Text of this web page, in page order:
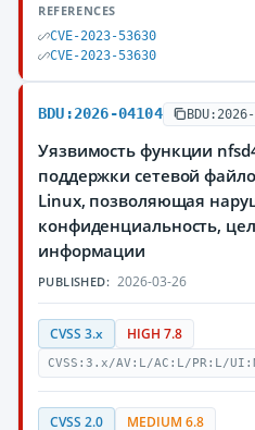
REFERENCES
CVE-2023-53630
CVE-2023-53630
BDU:2026-04104
Уязвимость функции
поддержки сетевой
Linux, позволяющая
конфиденциальность,
информации
PUBLISHED: 2026-03-26
CVSS 3.x HIGH 7.8
CVSS:3.x/AV:L/AC:L/PR:L/
CVSS 2.0 MEDIUM 6.8